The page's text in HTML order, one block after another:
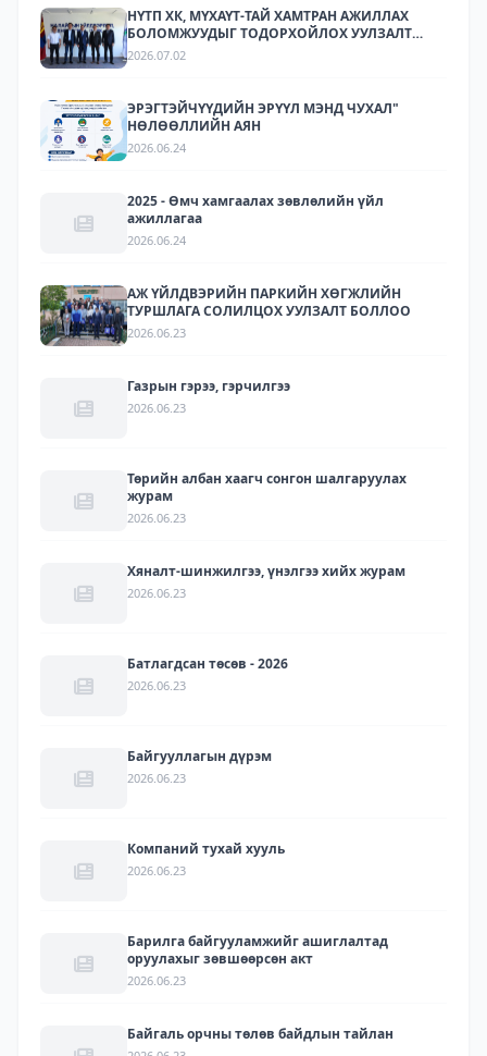
НҮТП ХК, МҮХАҮТ-ТАЙ ХАМТРАН АЖИЛЛАХ
БОЛОМЖУУДЫГ ТОДОРХОЙЛОХ УУЛЗАЛТ
ЗОХИОН БАЙГУУЛАГДЛАА.
2026.07.02
ЭРЭГТЭЙЧҮҮДИЙН ЭРҮҮЛ МЭНД ЧУХАЛ"
НӨЛӨӨЛЛИЙН АЯН
2026.06.24
2025 - Өмч хамгаалах зөвлөлийн үйл
ажиллагаа
2026.06.24
АЖ ҮЙЛДВЭРИЙН ПАРКИЙН ХӨГЖЛИЙН
ТУРШЛАГА СОЛИЛЦОХ УУЛЗАЛТ БОЛЛОО
2026.06.23
Газрын гэрээ, гэрчилгээ
2026.06.23
Төрийн албан хаагч сонгон шалгаруулах
журам
2026.06.23
Хяналт-шинжилгээ, үнэлгээ хийх журам
2026.06.23
Батлагдсан төсөв - 2026
2026.06.23
Байгууллагын дүрэм
2026.06.23
Компаний тухай хууль
2026.06.23
Барилга байгууламжийг ашиглалтад
оруулахыг зөвшөөрсөн акт
2026.06.23
Байгаль орчны төлөв байдлын тайлан